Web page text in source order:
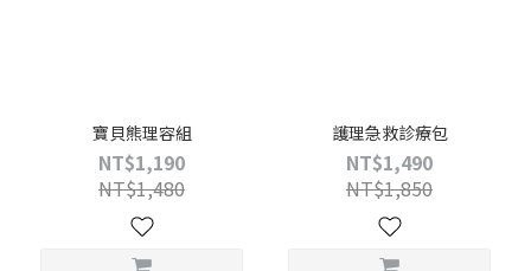
寶貝熊理容組
NT$1,190
NT$1,480
護理急救診療包
NT$1,490
NT$1,850